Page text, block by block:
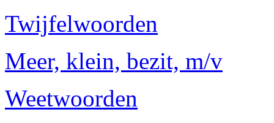
Twijfelwoorden
Meer, klein, bezit, m/v
Weetwoorden